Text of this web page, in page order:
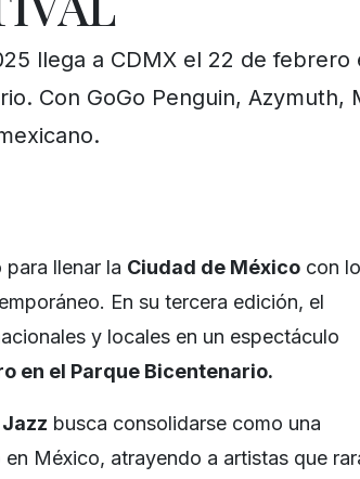
llega a CDMX el 22 de febrero
Con GoGo Penguin, Azymuth,
para llenar la Ciudad de México con
En su tercera edición, el
y locales en un espectáculo
en el Parque Bicentenario.
busca consolidarse como una
México, atrayendo a artistas que